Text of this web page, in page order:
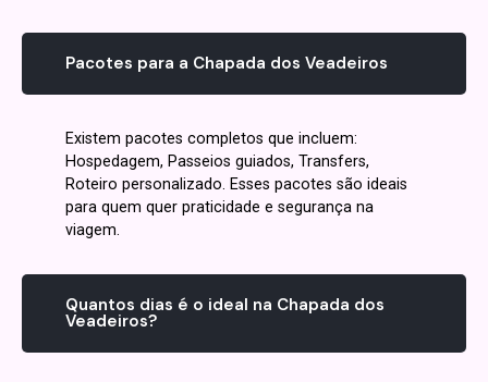
Pacotes para a Chapada dos Veadeiros
Existem pacotes completos que incluem:
Hospedagem, Passeios guiados, Transfers,
Roteiro personalizado. Esses pacotes são ideais
para quem quer praticidade e segurança na
viagem.
Quantos dias é o ideal na Chapada dos
Veadeiros?